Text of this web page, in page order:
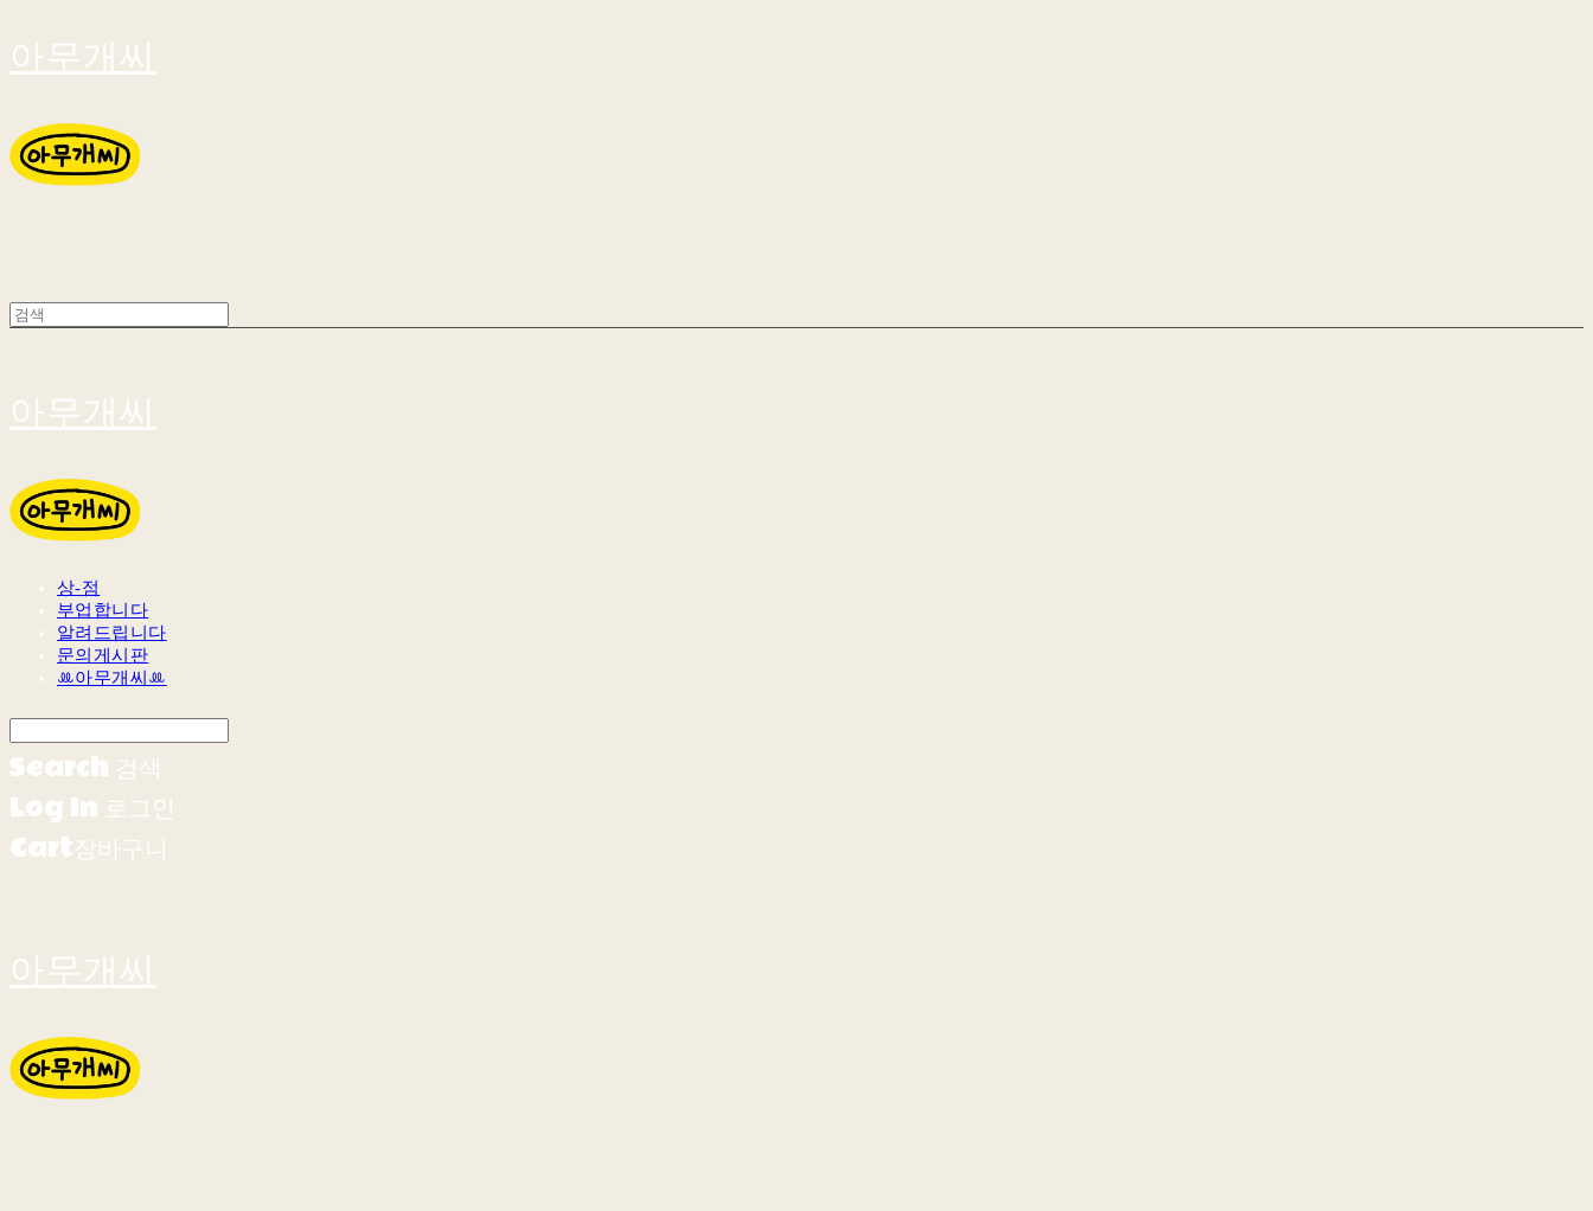
아무개씨
아무개씨
상-점
부업합니다
알려드립니다
문의게시판
ꔛ아무개씨ꔛ
Search 검색
Log In 로그인
Cart장바구니
아무개씨